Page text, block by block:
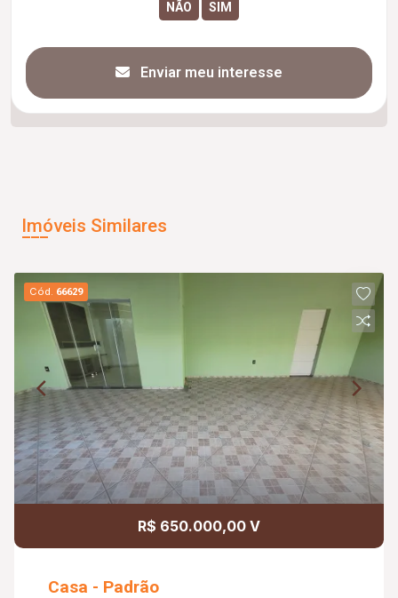
Enviar meu interesse
Imóveis Similares
Cód. 66629
R$ 650.000,00 V
Casa - Padrão